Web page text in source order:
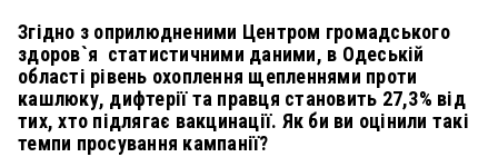
Згідно з оприлюдненими Центром громадського
здоров`я статистичними даними, в Одеській
області рівень охоплення щепленнями проти
кашлюку, дифтерії та правця становить 27,3% від
тих, хто підлягає вакцинації. Як би ви оцінили такі
темпи просування кампанії?